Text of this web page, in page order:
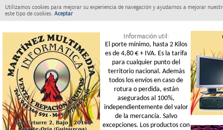
Utilizamos cookies para mejorar su experiencia de navegación y ayudarnos a mejorar
este tipo de cookies. Aceptar
Información util:
El porte mínimo, hasta 2 Kilos
es de 4,80 € + IVA. Es la tarifa
para cualquier punto del
territorio nacional. Además
todos los envíos en caso de
rotura o perdida, están
asegurados al 100%,
independientemente del valor
de la mercancía. Salvo
excepciones. Los productos con